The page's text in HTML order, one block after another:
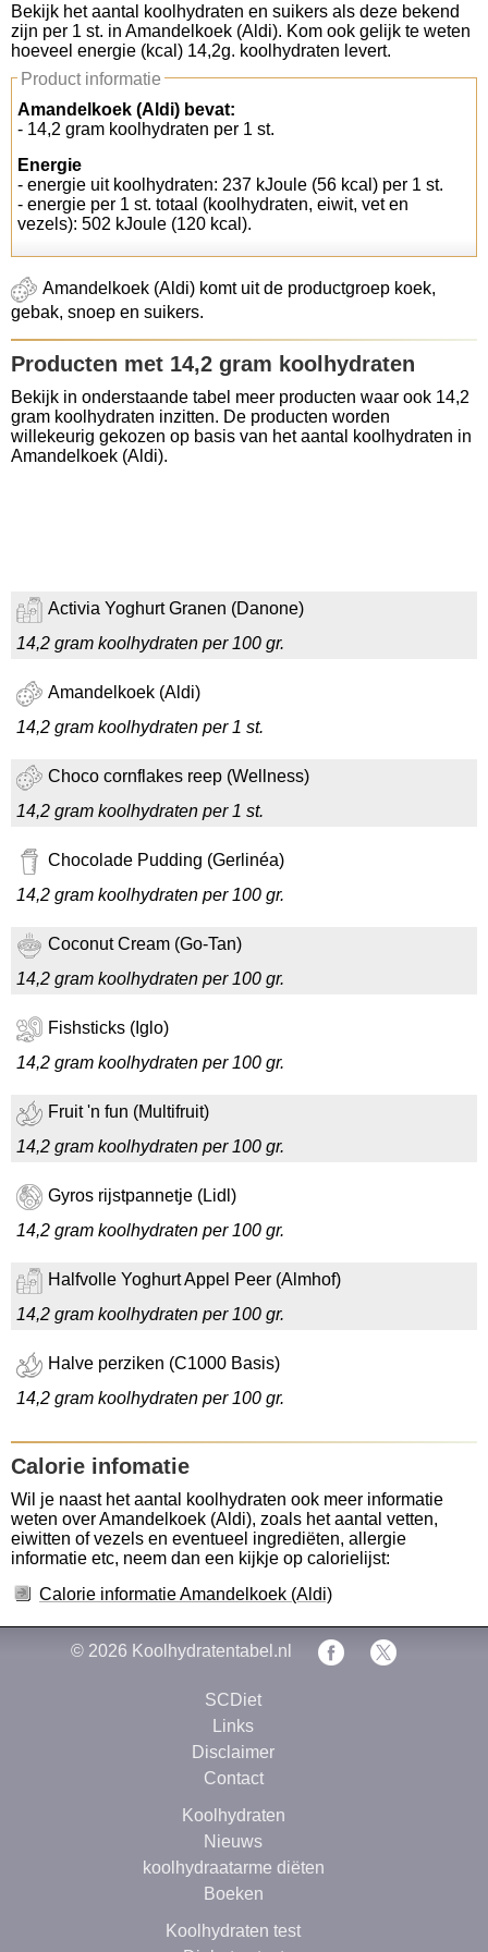
Koolhydraten tellen
Links
Bekijk het aantal koolhydraten en suikers als deze bekend
zijn per 1 st. in Amandelkoek (Aldi). Kom ook gelijk te weten
hoeveel energie (kcal) 14,2g. koolhydraten levert.
Product informatie
Amandelkoek (Aldi) bevat:
- 14,2 gram koolhydraten per 1 st.
Energie
- energie uit koolhydraten: 237 kJoule (56 kcal) per 1 st.
- energie per 1 st. totaal (koolhydraten, eiwit, vet en
vezels): 502 kJoule (120 kcal).
Amandelkoek (Aldi) komt uit de productgroep koek,
gebak, snoep en suikers.
Producten met 14,2 gram koolhydraten
Bekijk in onderstaande tabel meer producten waar ook 14,2
gram koolhydraten inzitten. De producten worden
willekeurig gekozen op basis van het aantal koolhydraten in
Amandelkoek (Aldi).
Activia Yoghurt Granen (Danone)
14,2 gram koolhydraten per 100 gr.
Amandelkoek (Aldi)
14,2 gram koolhydraten per 1 st.
Choco cornflakes reep (Wellness)
14,2 gram koolhydraten per 1 st.
Chocolade Pudding (Gerlinéa)
14,2 gram koolhydraten per 100 gr.
Coconut Cream (Go-Tan)
14,2 gram koolhydraten per 100 gr.
Fishsticks (Iglo)
14,2 gram koolhydraten per 100 gr.
Fruit 'n fun (Multifruit)
14,2 gram koolhydraten per 100 gr.
Gyros rijstpannetje (Lidl)
14,2 gram koolhydraten per 100 gr.
Halfvolle Yoghurt Appel Peer (Almhof)
14,2 gram koolhydraten per 100 gr.
Halve perziken (C1000 Basis)
14,2 gram koolhydraten per 100 gr.
Calorie infomatie
Wil je naast het aantal koolhydraten ook meer informatie
weten over Amandelkoek (Aldi), zoals het aantal vetten,
eiwitten of vezels en eventueel ingrediëten, allergie
informatie etc, neem dan een kijkje op calorielijst:
Calorie informatie Amandelkoek (Aldi)
© 2026 Koolhydratentabel.nl
SCDiet
Links
Disclaimer
Contact
Koolhydraten
Nieuws
koolhydraatarme diëten
Boeken
Koolhydraten test